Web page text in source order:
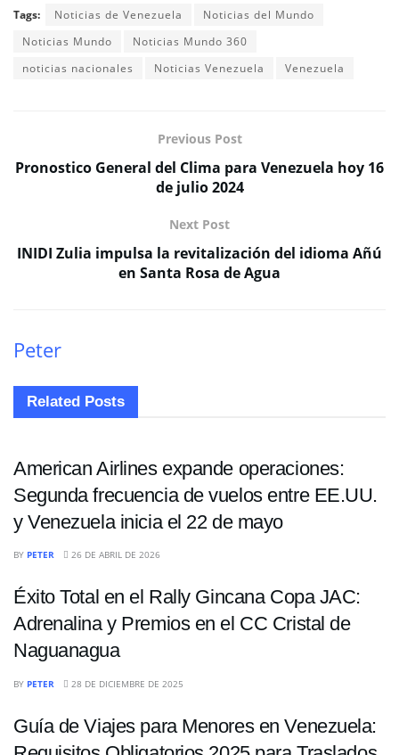
Tags: Noticias de Venezuela
Noticias del Mundo
Noticias Mundo
Noticias Mundo 360
noticias nacionales
Noticias Venezuela Venezuela
Previous Post
Pronostico General del Clima para Venezuela hoy 16
de julio 2024
Next Post
INIDI Zulia impulsa la revitalización del idioma Añú
en Santa Rosa de Agua
Peter
Related Posts
NACIONALES
American Airlines expande operaciones:
Segunda frecuencia de vuelos entre EE.UU.
y Venezuela inicia el 22 de mayo
BY PETER 26 DE ABRIL DE 2026
Éxito Total en el Rally Gincana Copa JAC:
Adrenalina y Premios en el CC Cristal de
Naguanagua
BY PETER 28 DE DICIEMBRE DE 2025
Guía de Viajes para Menores en Venezuela: